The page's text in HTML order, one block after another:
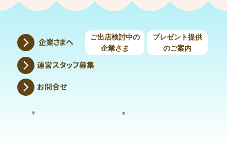
企業さまへ
ご出店検討中の
企業さま
プレゼント提供
のご案内
運営スタッフ募集
お問合せ